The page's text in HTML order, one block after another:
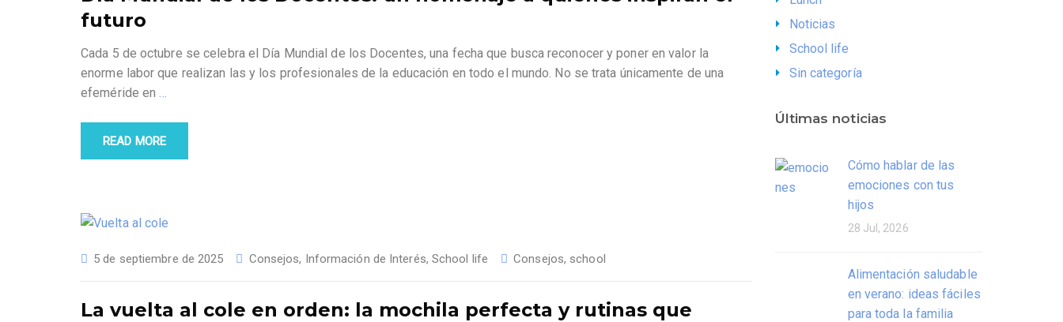
futuro
Cada 5 de octubre se celebra el Día Mundial de los Docentes, una fecha que busca reconocer y poner en valor la
enorme labor que realizan las y los profesionales de la educación en todo el mundo. No se trata únicamente de una
efeméride en
READ MORE
5 de septiembre de 2025 Consejos, Información de Interés, School life Consejos, school
La vuelta al cole en orden: la mochila perfecta y rutinas que
Noticias
School life
Sin categoría
Últimas noticias
Cómo hablar de las
emociones con tus
hijos
28 Jul, 2026
Alimentación saludable
en verano: ideas fáciles
para toda la familia